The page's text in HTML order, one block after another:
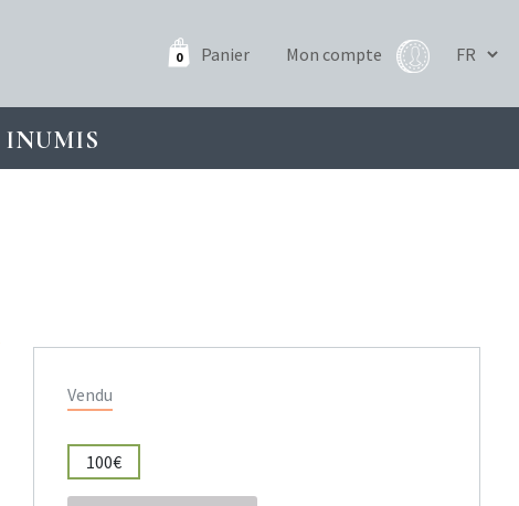
0 Panier Mon compte
INUMIS
Vendu
100€